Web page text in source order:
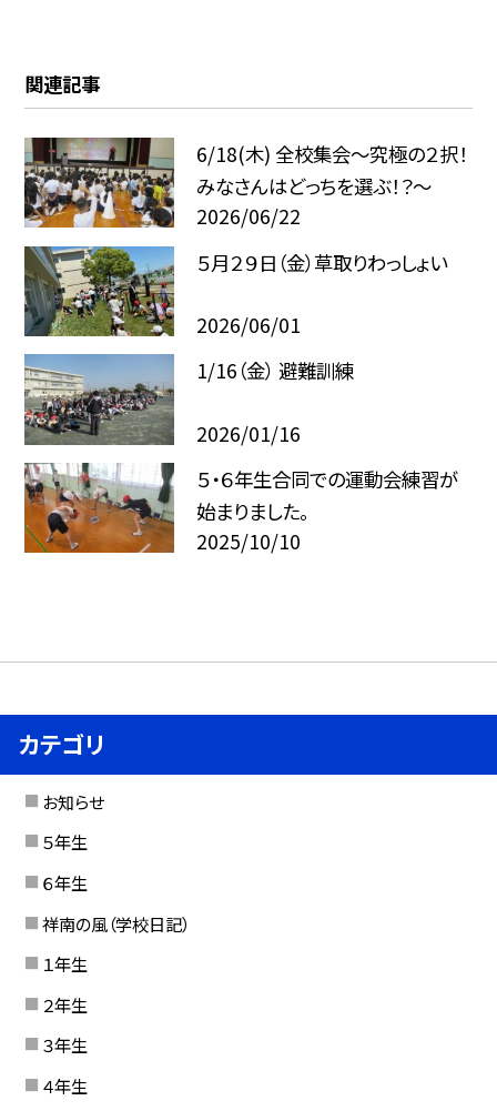
関連記事
6/18(木) 全校集会～究極の２択！
みなさんはどっちを選ぶ！？～
2026/06/22
５月２９日（金）草取りわっしょい
2026/06/01
1/16（金） 避難訓練
2026/01/16
５・６年生合同での運動会練習が
始まりました。
2025/10/10
カテゴリ
お知らせ
５年生
６年生
祥南の風（学校日記）
１年生
２年生
３年生
４年生